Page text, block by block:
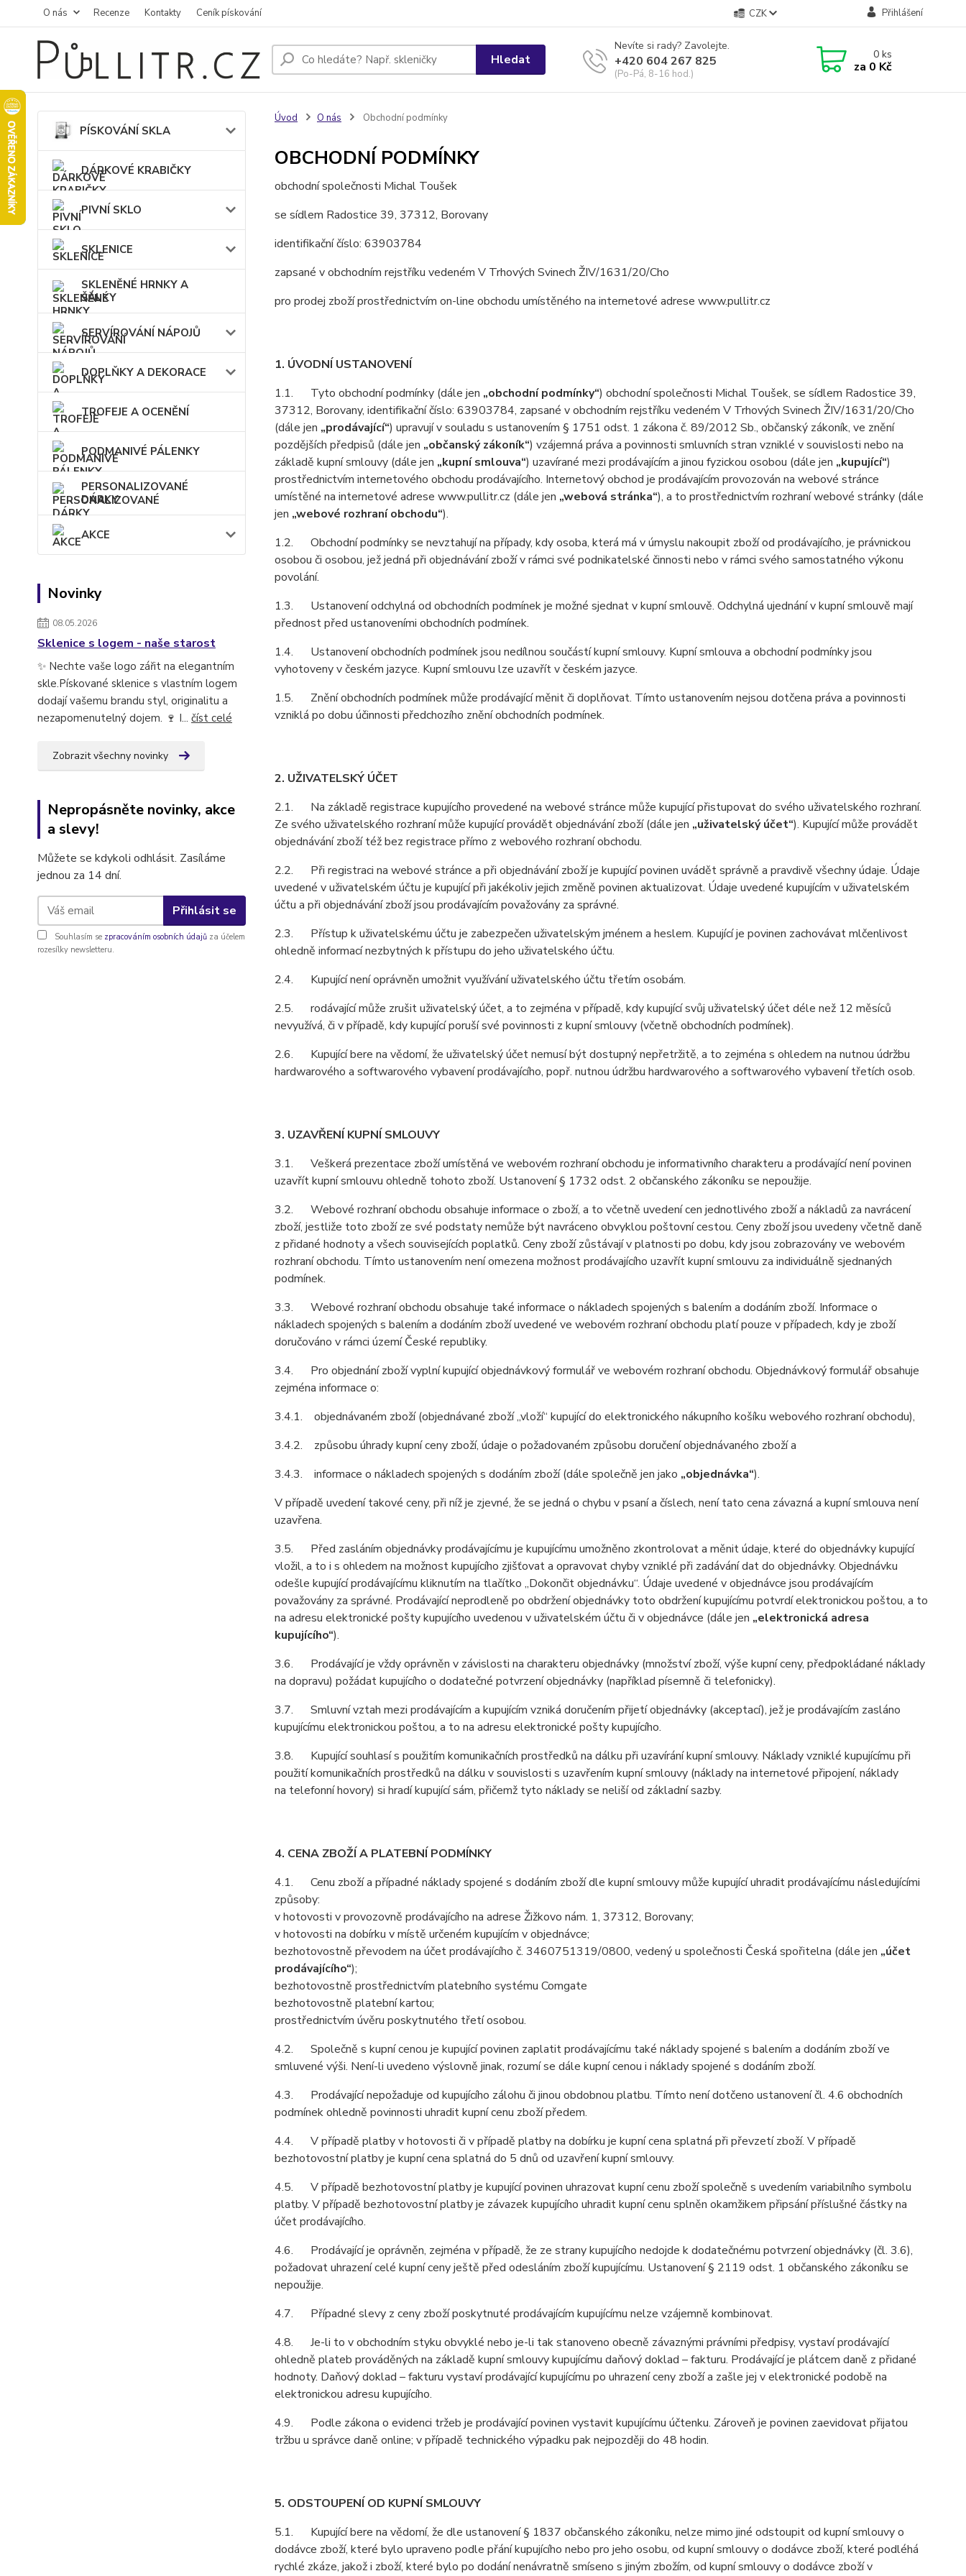
O nás Recenze Kontakty Ceník pískování CZK Přihlášení
Hledat
Nevíte si rady? Zavolejte.
+420 604 267 825
(Po-Pá, 8-16 hod.)
0ks
za 0 Kč
PÍSKOVÁNÍ SKLA
DÁRKOVÉ KRABIČKY
PIVNÍ SKLO
SKLENICE
SKLENĚNÉ HRNKY A
ŠÁLKY
SERVÍROVÁNÍ NÁPOJŮ
DOPLŇKY A DEKORACE
TROFEJE A OCENĚNÍ
PODMANIVÉ PÁLENKY
PERSONALIZOVANÉ
DÁRKY
AKCE
Novinky
08.05.2026
Sklenice s logem - naše starost
✨ Nechte vaše logo zářit na elegantním
skle.Pískované sklenice s vlastním logem
dodají vašemu brandu styl, originalitu a
nezapomenutelný dojem. 🍷 I... číst celé
Zobrazit všechny novinky
Nepropásněte novinky, akce
a slevy!
Můžete se kdykoli odhlásit. Zasíláme
jednou za 14 dní.
Přihlásit se
Souhlasím se zpracováním osobních údajů za účelem
rozesílky newsletteru.
Úvod O nás Obchodní podmínky
OBCHODNÍ PODMÍNKY
obchodní společnosti Michal Toušek
se sídlem Radostice 39, 37312, Borovany
identifikační číslo: 63903784
zapsané v obchodním rejstříku vedeném V Trhových Svinech ŽIV/1631/20/Cho
pro prodej zboží prostřednictvím on-line obchodu umístěného na internetové adrese www.pullitr.cz
1. ÚVODNÍ USTANOVENÍ
1.1. Tyto obchodní podmínky (dále jen „obchodní podmínky“) obchodní společnosti Michal Toušek, se sídlem Radostice 39,
37312, Borovany, identifikační číslo: 63903784, zapsané v obchodním rejstříku vedeném V Trhových Svinech ŽIV/1631/20/Cho
(dále jen „prodávající“) upravují v souladu s ustanovením § 1751 odst. 1 zákona č. 89/2012 Sb., občanský zákoník, ve znění
pozdějších předpisů (dále jen „občanský zákoník“) vzájemná práva a povinnosti smluvních stran vzniklé v souvislosti nebo na
základě kupní smlouvy (dále jen „kupní smlouva“) uzavírané mezi prodávajícím a jinou fyzickou osobou (dále jen „kupující“)
prostřednictvím internetového obchodu prodávajícího. Internetový obchod je prodávajícím provozován na webové stránce
umístěné na internetové adrese www.pullitr.cz (dále jen „webová stránka“), a to prostřednictvím rozhraní webové stránky (dále
jen „webové rozhraní obchodu“).
1.2. Obchodní podmínky se nevztahují na případy, kdy osoba, která má v úmyslu nakoupit zboží od prodávajícího, je právnickou
osobou či osobou, jež jedná při objednávání zboží v rámci své podnikatelské činnosti nebo v rámci svého samostatného výkonu
povolání.
1.3. Ustanovení odchylná od obchodních podmínek je možné sjednat v kupní smlouvě. Odchylná ujednání v kupní smlouvě mají
přednost před ustanoveními obchodních podmínek.
1.4. Ustanovení obchodních podmínek jsou nedílnou součástí kupní smlouvy. Kupní smlouva a obchodní podmínky jsou
vyhotoveny v českém jazyce. Kupní smlouvu lze uzavřít v českém jazyce.
1.5. Znění obchodních podmínek může prodávající měnit či doplňovat. Tímto ustanovením nejsou dotčena práva a povinnosti
vzniklá po dobu účinnosti předchozího znění obchodních podmínek.
2. UŽIVATELSKÝ ÚČET
2.1. Na základě registrace kupujícího provedené na webové stránce může kupující přistupovat do svého uživatelského rozhraní.
Ze svého uživatelského rozhraní může kupující provádět objednávání zboží (dále jen „uživatelský účet“). Kupující může provádět
objednávání zboží též bez registrace přímo z webového rozhraní obchodu.
2.2. Při registraci na webové stránce a při objednávání zboží je kupující povinen uvádět správně a pravdivě všechny údaje. Údaje
uvedené v uživatelském účtu je kupující při jakékoliv jejich změně povinen aktualizovat. Údaje uvedené kupujícím v uživatelském
účtu a při objednávání zboží jsou prodávajícím považovány za správné.
2.3. Přístup k uživatelskému účtu je zabezpečen uživatelským jménem a heslem. Kupující je povinen zachovávat mlčenlivost
ohledně informací nezbytných k přístupu do jeho uživatelského účtu.
2.4. Kupující není oprávněn umožnit využívání uživatelského účtu třetím osobám.
2.5. rodávající může zrušit uživatelský účet, a to zejména v případě, kdy kupující svůj uživatelský účet déle než 12 měsíců
nevyužívá, či v případě, kdy kupující poruší své povinnosti z kupní smlouvy (včetně obchodních podmínek).
2.6. Kupující bere na vědomí, že uživatelský účet nemusí být dostupný nepřetržitě, a to zejména s ohledem na nutnou údržbu
hardwarového a softwarového vybavení prodávajícího, popř. nutnou údržbu hardwarového a softwarového vybavení třetích osob.
3. UZAVŘENÍ KUPNÍ SMLOUVY
3.1. Veškerá prezentace zboží umístěná ve webovém rozhraní obchodu je informativního charakteru a prodávající není povinen
uzavřít kupní smlouvu ohledně tohoto zboží. Ustanovení § 1732 odst. 2 občanského zákoníku se nepoužije.
3.2. Webové rozhraní obchodu obsahuje informace o zboží, a to včetně uvedení cen jednotlivého zboží a nákladů za navrácení
zboží, jestliže toto zboží ze své podstaty nemůže být navráceno obvyklou poštovní cestou. Ceny zboží jsou uvedeny včetně daně
z přidané hodnoty a všech souvisejících poplatků. Ceny zboží zůstávají v platnosti po dobu, kdy jsou zobrazovány ve webovém
rozhraní obchodu. Tímto ustanovením není omezena možnost prodávajícího uzavřít kupní smlouvu za individuálně sjednaných
podmínek.
3.3. Webové rozhraní obchodu obsahuje také informace o nákladech spojených s balením a dodáním zboží. Informace o
nákladech spojených s balením a dodáním zboží uvedené ve webovém rozhraní obchodu platí pouze v případech, kdy je zboží
doručováno v rámci území České republiky.
3.4. Pro objednání zboží vyplní kupující objednávkový formulář ve webovém rozhraní obchodu. Objednávkový formulář obsahuje
zejména informace o:
3.4.1. objednávaném zboží (objednávané zboží „vloží“ kupující do elektronického nákupního košíku webového rozhraní obchodu),
3.4.2. způsobu úhrady kupní ceny zboží, údaje o požadovaném způsobu doručení objednávaného zboží a
3.4.3. informace o nákladech spojených s dodáním zboží (dále společně jen jako „objednávka“).
V případě uvedení takové ceny, při níž je zjevné, že se jedná o chybu v psaní a číslech, není tato cena závazná a kupní smlouva není
uzavřena.
3.5. Před zasláním objednávky prodávajícímu je kupujícímu umožněno zkontrolovat a měnit údaje, které do objednávky kupující
vložil, a to i s ohledem na možnost kupujícího zjišťovat a opravovat chyby vzniklé při zadávání dat do objednávky. Objednávku
odešle kupující prodávajícímu kliknutím na tlačítko „Dokončit objednávku“. Údaje uvedené v objednávce jsou prodávajícím
považovány za správné. Prodávající neprodleně po obdržení objednávky toto obdržení kupujícímu potvrdí elektronickou poštou, a to
na adresu elektronické pošty kupujícího uvedenou v uživatelském účtu či v objednávce (dále jen „elektronická adresa
kupujícího“).
3.6. Prodávající je vždy oprávněn v závislosti na charakteru objednávky (množství zboží, výše kupní ceny, předpokládané náklady
na dopravu) požádat kupujícího o dodatečné potvrzení objednávky (například písemně či telefonicky).
3.7. Smluvní vztah mezi prodávajícím a kupujícím vzniká doručením přijetí objednávky (akceptací), jež je prodávajícím zasláno
kupujícímu elektronickou poštou, a to na adresu elektronické pošty kupujícího.
3.8. Kupující souhlasí s použitím komunikačních prostředků na dálku při uzavírání kupní smlouvy. Náklady vzniklé kupujícímu při
použití komunikačních prostředků na dálku v souvislosti s uzavřením kupní smlouvy (náklady na internetové připojení, náklady
na telefonní hovory) si hradí kupující sám, přičemž tyto náklady se neliší od základní sazby.
4. CENA ZBOŽÍ A PLATEBNÍ PODMÍNKY
4.1. Cenu zboží a případné náklady spojené s dodáním zboží dle kupní smlouvy může kupující uhradit prodávajícímu následujícími
způsoby:
v hotovosti v provozovně prodávajícího na adrese Žižkovo nám. 1, 37312, Borovany;
v hotovosti na dobírku v místě určeném kupujícím v objednávce;
bezhotovostně převodem na účet prodávajícího č. 3460751319/0800, vedený u společnosti Česká spořitelna (dále jen „účet
prodávajícího“);
bezhotovostně prostřednictvím platebního systému Comgate
bezhotovostně platební kartou;
prostřednictvím úvěru poskytnutého třetí osobou.
4.2. Společně s kupní cenou je kupující povinen zaplatit prodávajícímu také náklady spojené s balením a dodáním zboží ve
smluvené výši. Není-li uvedeno výslovně jinak, rozumí se dále kupní cenou i náklady spojené s dodáním zboží.
4.3. Prodávající nepožaduje od kupujícího zálohu či jinou obdobnou platbu. Tímto není dotčeno ustanovení čl. 4.6 obchodních
podmínek ohledně povinnosti uhradit kupní cenu zboží předem.
4.4. V případě platby v hotovosti či v případě platby na dobírku je kupní cena splatná při převzetí zboží. V případě
bezhotovostní platby je kupní cena splatná do 5 dnů od uzavření kupní smlouvy.
4.5. V případě bezhotovostní platby je kupující povinen uhrazovat kupní cenu zboží společně s uvedením variabilního symbolu
platby. V případě bezhotovostní platby je závazek kupujícího uhradit kupní cenu splněn okamžikem připsání příslušné částky na
účet prodávajícího.
4.6. Prodávající je oprávněn, zejména v případě, že ze strany kupujícího nedojde k dodatečnému potvrzení objednávky (čl. 3.6),
požadovat uhrazení celé kupní ceny ještě před odesláním zboží kupujícímu. Ustanovení § 2119 odst. 1 občanského zákoníku se
nepoužije.
4.7. Případné slevy z ceny zboží poskytnuté prodávajícím kupujícímu nelze vzájemně kombinovat.
4.8. Je-li to v obchodním styku obvyklé nebo je-li tak stanoveno obecně závaznými právními předpisy, vystaví prodávající
ohledně plateb prováděných na základě kupní smlouvy kupujícímu daňový doklad – fakturu. Prodávající je plátcem daně z přidané
hodnoty. Daňový doklad – fakturu vystaví prodávající kupujícímu po uhrazení ceny zboží a zašle jej v elektronické podobě na
elektronickou adresu kupujícího.
4.9. Podle zákona o evidenci tržeb je prodávající povinen vystavit kupujícímu účtenku. Zároveň je povinen zaevidovat přijatou
tržbu u správce daně online; v případě technického výpadku pak nejpozději do 48 hodin.
5. ODSTOUPENÍ OD KUPNÍ SMLOUVY
5.1. Kupující bere na vědomí, že dle ustanovení § 1837 občanského zákoníku, nelze mimo jiné odstoupit od kupní smlouvy o
dodávce zboží, které bylo upraveno podle přání kupujícího nebo pro jeho osobu, od kupní smlouvy o dodávce zboží, které podléhá
rychlé zkáze, jakož i zboží, které bylo po dodání nenávratně smíseno s jiným zbožím, od kupní smlouvy o dodávce zboží v